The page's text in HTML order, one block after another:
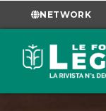
NETWORK